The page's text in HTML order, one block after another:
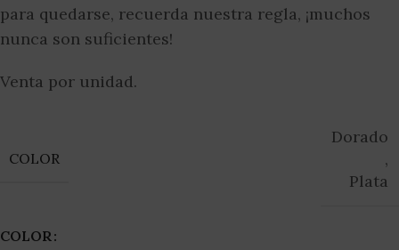
para quedarse, recuerda nuestra regla, ¡muchos
nunca son suficientes!
Venta por unidad.
COLOR
Dorado
,
Plata
COLOR